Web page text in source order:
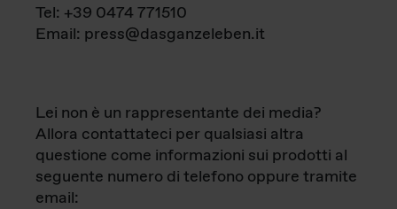
Tel: +39 0474 771510
Email: press@dasganzeleben.it
Lei non è un rappresentante dei media?
Allora contattateci per qualsiasi altra
questione come informazioni sui prodotti al
seguente numero di telefono oppure tramite
email: